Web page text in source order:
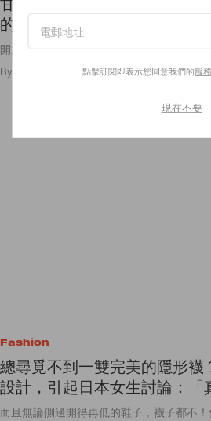
的「開放式婚姻」到底是一種
開放式的關係對於現代人來說又有什麼重
By 2020年7月16日
Fashion
總尋覓不到一雙完美的隱形襪
設計，引起日本女生討論：「
而且無論側邊開得再低的鞋子，襪子都不！
點擊訂閱即表示您同意我們的服
現在不要